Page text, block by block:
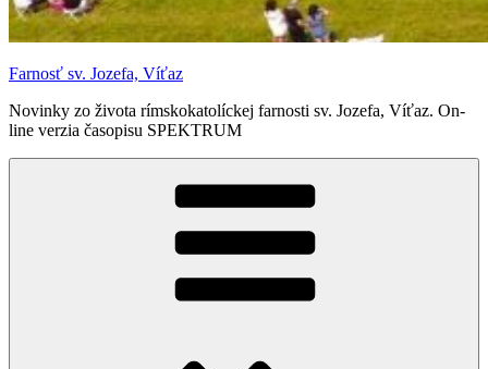
Farnosť sv. Jozefa, Víťaz
Novinky zo života rímskokatolíckej farnosti sv. Jozefa, Víťaz. On-
line verzia časopisu SPEKTRUM